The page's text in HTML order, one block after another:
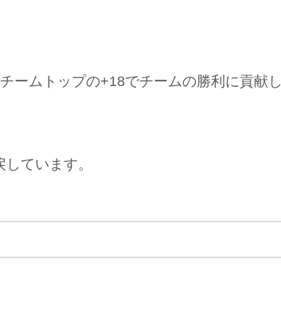
ームトップの+18でチームの勝利に貢献し
ています。